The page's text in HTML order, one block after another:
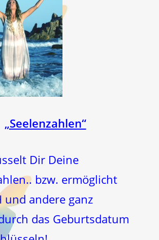
„Seelenzahlen“
Dir Deine
bzw. ermöglicht
und andere ganz
das Geburtsdatum